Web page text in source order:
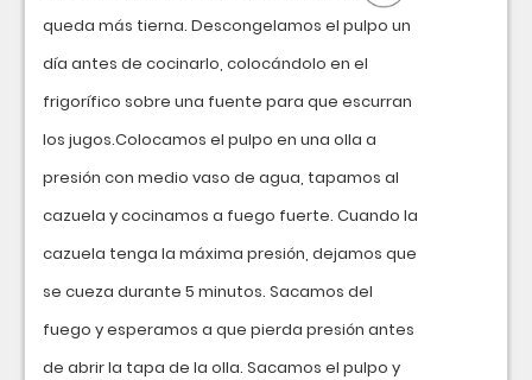
queda más tierna. Descongelamos el pulpo un
día antes de cocinarlo, colocándolo en el
frigorífico sobre una fuente para que escurran
los jugos.Colocamos el pulpo en una olla a
presión con medio vaso de agua, tapamos al
cazuela y cocinamos a fuego fuerte. Cuando la
cazuela tenga la máxima presión, dejamos que
se cueza durante 5 minutos. Sacamos del
fuego y esperamos a que pierda presión antes
de abrir la tapa de la olla. Sacamos el pulpo y